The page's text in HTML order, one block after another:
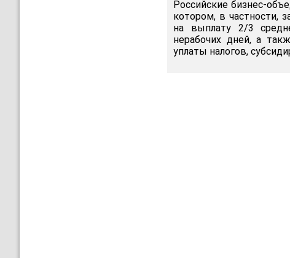
Российские бизнес-
котором, в частности,
на выплату 2/3
нерабочих дней, а
уплаты налогов,